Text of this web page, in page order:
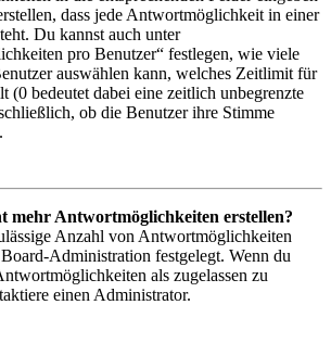
dass jede Antwortmöglichkeit in einer
Du kannst auch unter
pro Benutzer“ festlegen, wie viele
auswählen kann, welches Zeitlimit für
(0 bedeutet dabei eine zeitlich unbegrenzte
ob die Benutzer ihre Stimme
mehr Antwortmöglichkeiten erstellen?
Anzahl von Antwortmöglichkeiten
Administration festgelegt. Wenn du
als zugelassen zu
einen Administrator.